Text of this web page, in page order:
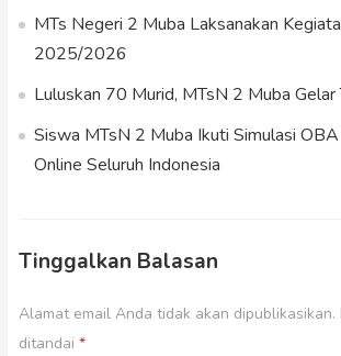
MTs Negeri 2 Muba Laksanakan
2025/2026
Luluskan 70 Murid, MTsN 2 Muba Gelar
Siswa MTsN 2 Muba Ikuti Simulasi
Online Seluruh Indonesia
Tinggalkan Balasan
Alamat email Anda tidak akan dipublikasikan.
ditandai *